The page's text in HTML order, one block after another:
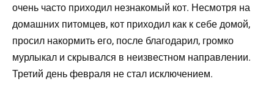
очень часто приходил незнакомый кот. Несмотря на
домашних питомцев, кот приходил как к себе домой,
просил накормить его, после благодарил, громко
мурлыкал и скрывался в неизвестном направлении.
Третий день февраля не стал исключением.